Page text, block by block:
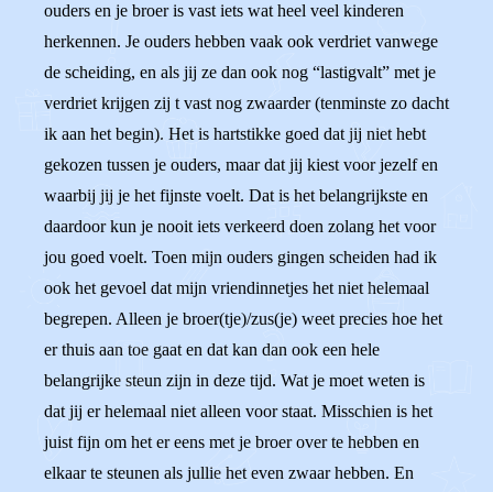
ouders en je broer is vast iets wat heel veel kinderen
herkennen. Je ouders hebben vaak ook verdriet vanwege
de scheiding, en als jij ze dan ook nog “lastigvalt” met je
verdriet krijgen zij t vast nog zwaarder (tenminste zo dacht
ik aan het begin). Het is hartstikke goed dat jij niet hebt
gekozen tussen je ouders, maar dat jij kiest voor jezelf en
waarbij jij je het fijnste voelt. Dat is het belangrijkste en
daardoor kun je nooit iets verkeerd doen zolang het voor
jou goed voelt. Toen mijn ouders gingen scheiden had ik
ook het gevoel dat mijn vriendinnetjes het niet helemaal
begrepen. Alleen je broer(tje)/zus(je) weet precies hoe het
er thuis aan toe gaat en dat kan dan ook een hele
belangrijke steun zijn in deze tijd. Wat je moet weten is
dat jij er helemaal niet alleen voor staat. Misschien is het
juist fijn om het er eens met je broer over te hebben en
elkaar te steunen als jullie het even zwaar hebben. En